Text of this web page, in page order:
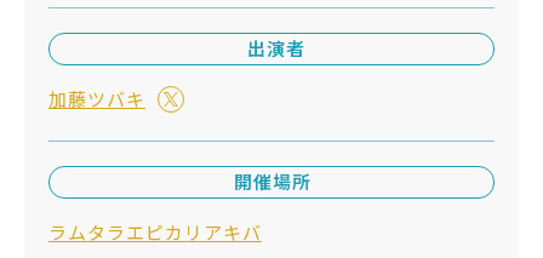
出演者
加藤ツバキ
開催場所
ラムタラエピカリアキバ